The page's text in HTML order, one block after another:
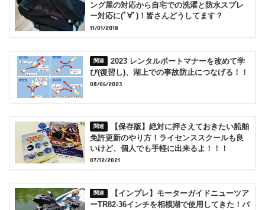
ング屋の対応から自宅での洗濯と防水スプレ
ー対応に(ﾟ∀ﾟ)！皆さんどうしてます？
11/01/2018
2023 レンタルボートマナーを改めて学
び(復習し)、湖上での事故防止につなげる！！
08/06/2023
【保存版】絶対に押さえておきたい船舶
免許更新のやり方！ライセンススクールも良
いけど、個人でも手軽に出来るよ！！！
07/12/2021
【インプレ】モーターガイドニューツア
ーTR82-36インチを相模湖で使用してきた！バ